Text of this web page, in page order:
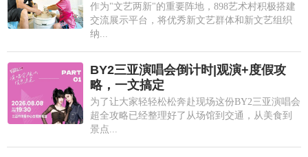
作为"文艺两新"的重要阵地，898艺术村积极搭建
交流展示平台，将优秀新文艺群体和新文艺组织
纳...
BY2三亚演唱会倒计时|观演+度假攻
略，一文搞定
为了让大家轻轻松松奔赴现场这份BY2三亚演唱会
超全攻略已经整理好了从场馆到交通，从美食到
景点...